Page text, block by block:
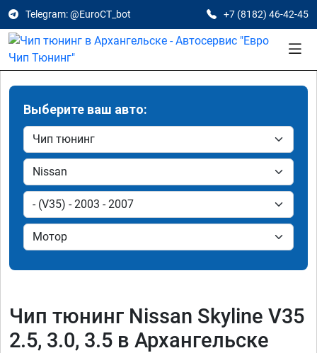
Telegram: @EuroCT_bot +7 (8182) 46-42-45
Выберите ваш авто:
Чип тюнинг Nissan Skyline V35
2.5, 3.0, 3.5 в Архангельске